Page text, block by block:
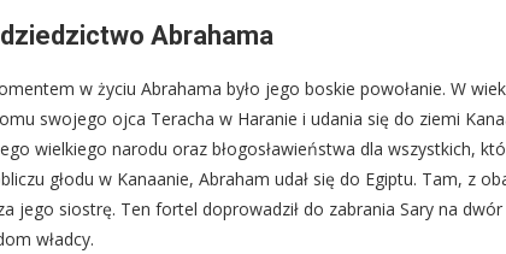
Abrahama
w życiu Abrahama było jego boskie powołanie. W
swojego ojca Teracha w Haranie i udania się do ziemi
wielkiego narodu oraz błogosławieństwa dla wszystkich,
głodu w Kanaanie, Abraham udał się do Egiptu. Tam, z
jego siostrę. Ten fortel doprowadził do zabrania Sary na
władcy.